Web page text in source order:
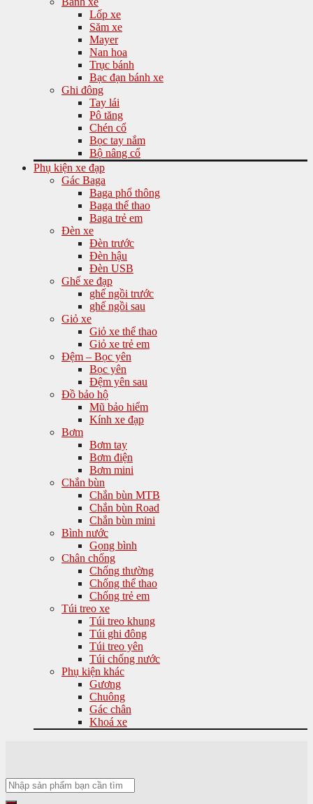
Lốp xe
Săm xe
Mayer
Nan hoa
Trục bánh
Bạc đạn bánh xe
Ghi đông
Tay lái
Pô tăng
Chén cổ
Bọc tay nắm
Bộ nâng cổ
Phụ kiện xe đạp
Gác Baga
Baga phổ thông
Baga thể thao
Baga trẻ em
Đèn xe
Đèn trước
Đèn hậu
Đèn USB
Ghế xe đạp
ghế ngồi trước
ghế ngồi sau
Giỏ xe
Giỏ xe thể thao
Giỏ xe trẻ em
Đệm – Bọc yên
Bọc yên
Đệm yên sau
Đồ bảo hộ
Mũ bảo hiểm
Kính xe đạp
Bơm
Bơm tay
Bơm điện
Bơm mini
Chắn bùn
Chắn bùn MTB
Chắn bùn Road
Chắn bùn mini
Bình nước
Gọng bình
Chân chống
Chống thường
Chống thể thao
Chống trẻ em
Túi treo xe
Túi treo khung
Túi ghi đông
Túi treo yên
Túi chống nước
Phụ kiện khác
Gương
Chuông
Gác chân
Khoá xe
Tìm
kiếm: